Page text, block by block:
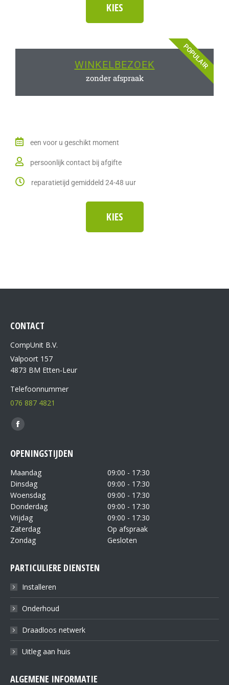
KIES
POPULAIR
WINKELBEZOEK
zonder afspraak
een voor u geschikt moment
persoonlijk contact bij afgifte
reparatietijd gemiddeld 24-48 uur
KIES
CONTACT
CompUnit B.V.
Valpoort 157
4873 BM Etten-Leur
Telefoonnummer
076 887 4821
Vind ons op:
OPENINGSTIJDEN
Maandag
09:00 - 17:30
Dinsdag
09:00 - 17:30
Woensdag
09:00 - 17:30
Donderdag
09:00 - 17:30
Vrijdag
09:00 - 17:30
Zaterdag
Op afspraak
Zondag
Gesloten
PARTICULIERE DIENSTEN
Installeren
Onderhoud
Draadloos netwerk
Uitleg aan huis
ALGEMENE INFORMATIE